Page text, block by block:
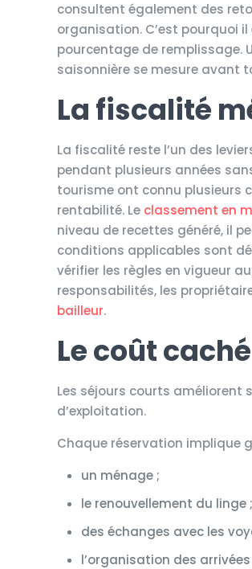
consultent également des
organisation. C’est pourquoi
pourcentage de remplissage.
saisonnière se mesure avant
La fiscalité
La fiscalité reste l’un des
pendant plusieurs années
tourisme ont connu plusieurs
rentabilité. Le classement en
niveau de recettes généré, il
conditions applicables sont
vérifier les règles en vigueur
responsabilités, les
bailleur.
Le coût
Les séjours courts améliorent
d’exploitation.
Chaque réservation implique
un ménage ;
le renouvellement du linge ;
des échanges avec les
l’organisation des